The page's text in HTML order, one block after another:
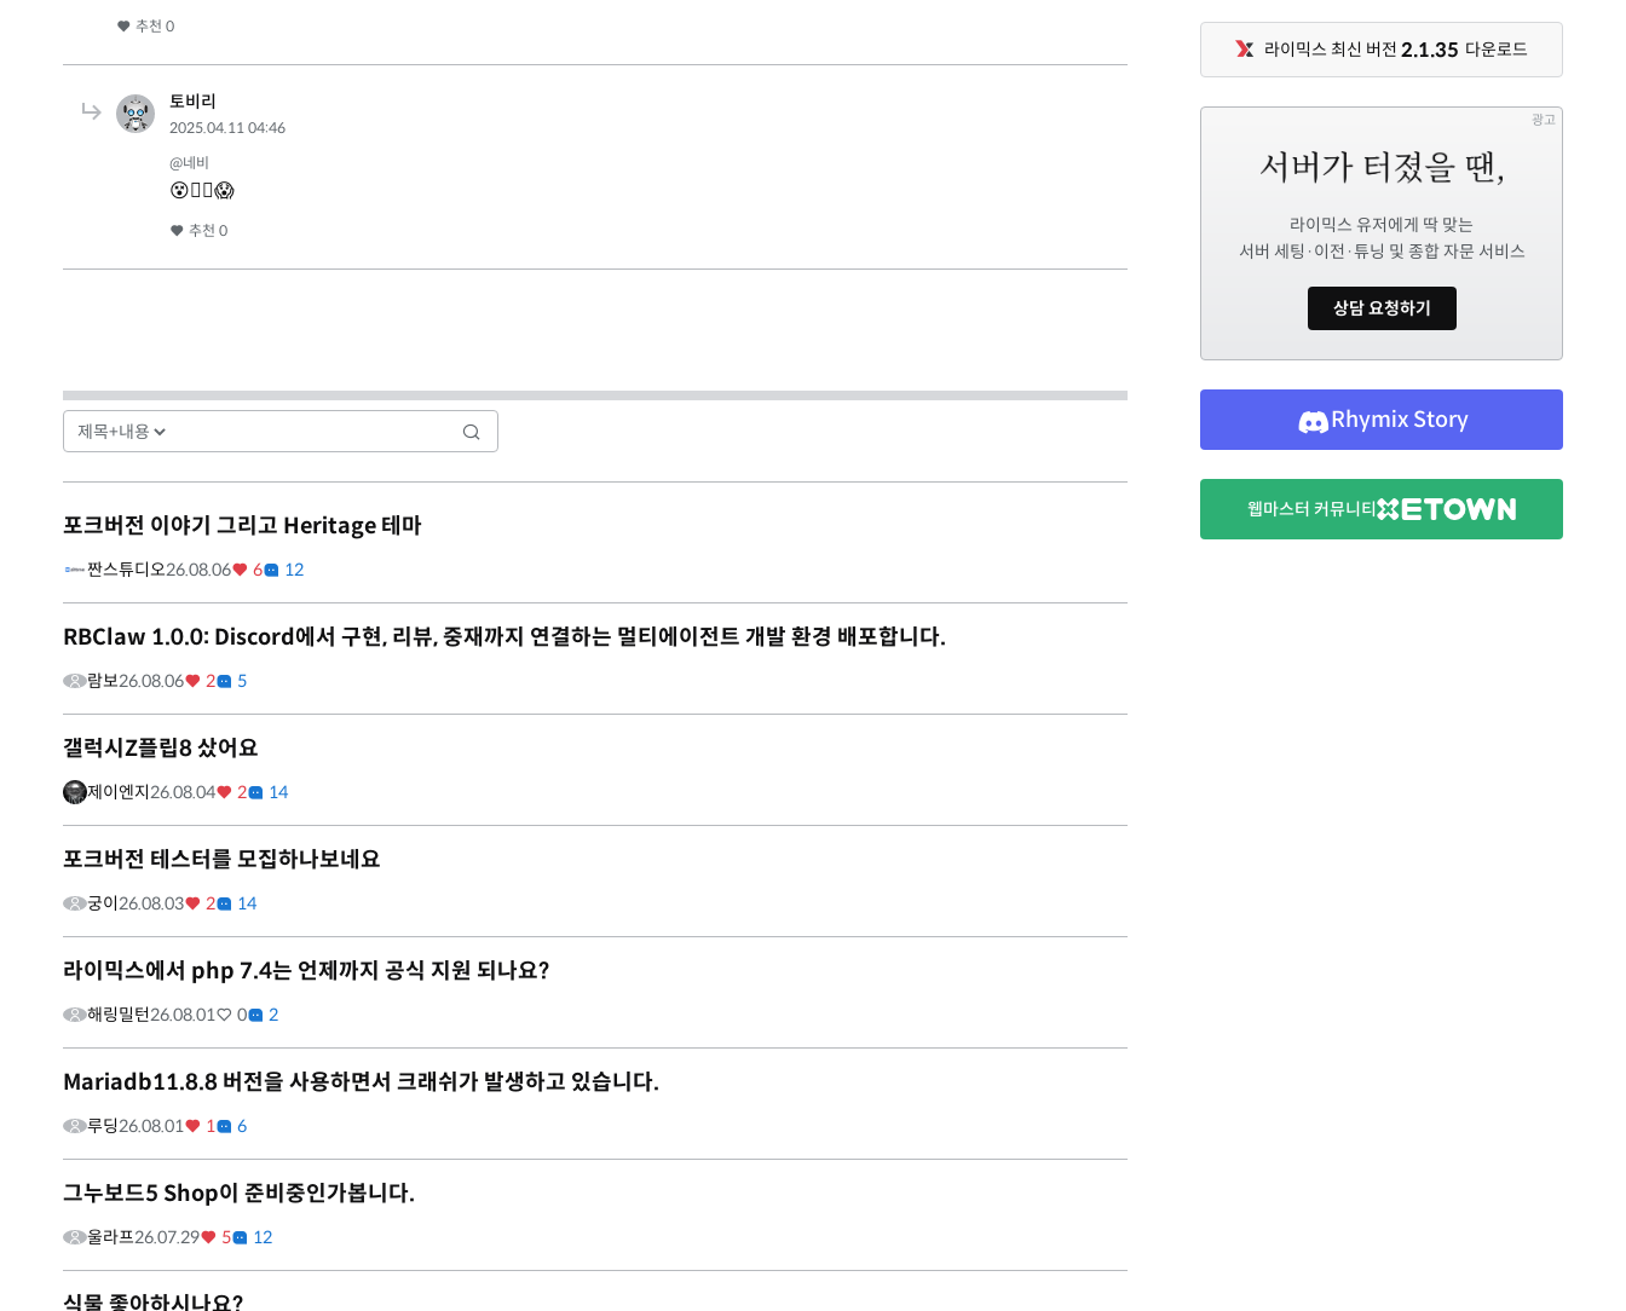
추천 0
토비리
2025.04.11 04:46
@네비
😵😵‍💫😱
추천 0
포크버전 이야기 그리고 Heritage 테마
짠스튜디오26.08.06 6 12
RBClaw 1.0.0: Discord에서 구현, 리뷰, 중재까지 연결하는 멀티에이전트 개발 환경 배포합니다.
람보26.08.06 2 5
갤럭시Z플립8 샀어요
제이엔지26.08.04 2 14
포크버전 테스터를 모집하나보네요
궁이26.08.03 2 14
라이믹스에서 php 7.4는 언제까지 공식 지원 되나요?
해링밀턴26.08.01 0 2
Mariadb11.8.8 버전을 사용하면서 크래쉬가 발생하고 있습니다.
루딩26.08.01 1 6
그누보드5 Shop이 준비중인가봅니다.
울라프26.07.29 5 12
식물 좋아하시나요?
라이믹스 최신 버전 2.1.35 다운로드
광고
라이믹스 유저에게 딱 맞는
서버 세팅·이전·튜닝 및 종합 자문 서비스
상담 요청하기
Rhymix Story
웹마스터 커뮤니티